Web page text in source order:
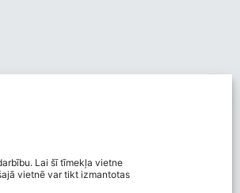
Lai šī tīmekļa vietne
vietnē var tikt izmantotas